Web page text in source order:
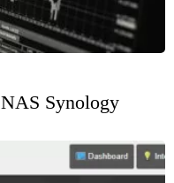
Synology